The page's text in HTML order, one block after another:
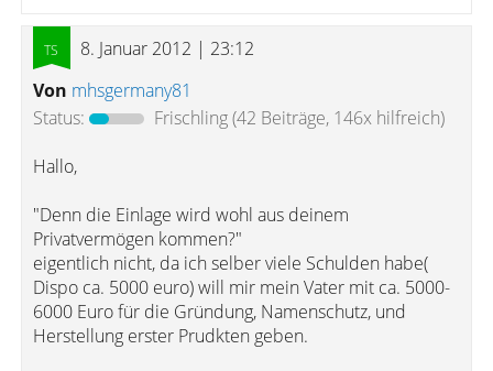
8. Januar 2012 | 23:12
Von mhsgermany81
Status:
Frischling(42 Beiträge, 146x hilfreich)
Hallo,
"Denn die Einlage wird wohl aus deinem
Privatvermögen kommen?"
eigentlich nicht, da ich selber viele Schulden habe(
Dispo ca. 5000 euro) will mir mein Vater mit ca. 5000-
6000 Euro für die Gründung, Namenschutz, und
Herstellung erster Prudkten geben.